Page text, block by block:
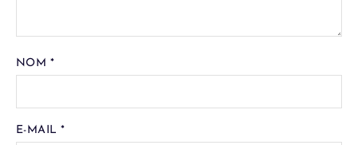
NOM *
E-MAIL *